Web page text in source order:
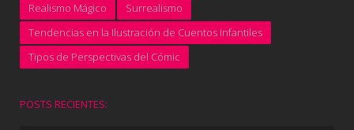
Realismo Mágico
Surrealismo
Tendencias en la Ilustración de Cuentos Infantiles
Tipos de Perspectivas del Cómic
POSTS RECIENTES: